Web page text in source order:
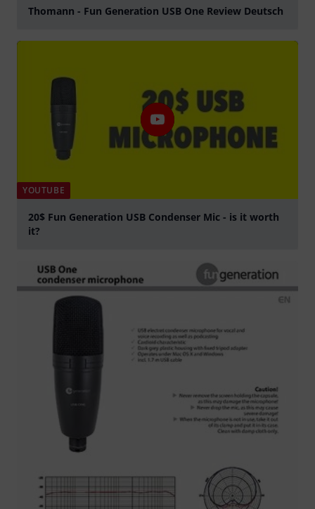
Thomann - Fun Generation USB One Review Deutsch
YOUTUBE
20$ Fun Generation USB Condenser Mic - is it worth
it?